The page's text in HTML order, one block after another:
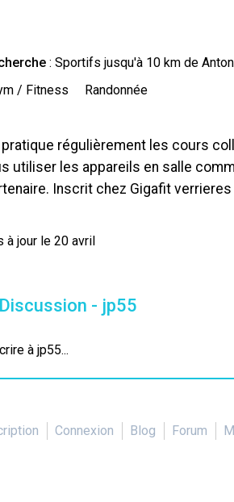
: Sportifs jusqu'à 10 km de
/ Fitness
Randonnée
régulièrement les cours
utiliser les appareils en salle
Inscrit chez Gigafit
à jour le 20 avril
Discussion - jp55
à jp55...
Connexion Blog Forum